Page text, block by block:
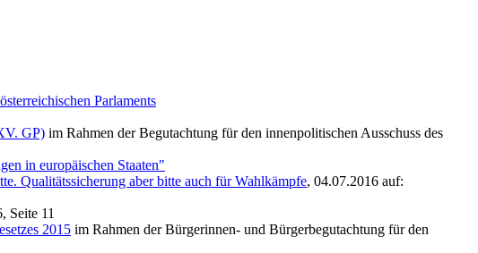
Parlaments
GP) im Rahmen der Begutachtung für den innenpolitischen Ausschuss des
in europäischen Staaten"
Qualitätssicherung aber bitte auch für Wahlkämpfe, 04.07.2016 auf:
Seite 11
2015 im Rahmen der Bürgerinnen- und Bürgerbegutachtung für den